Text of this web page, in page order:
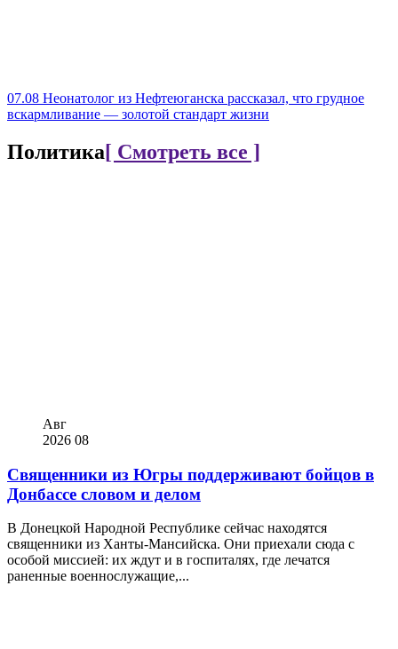
07.08 Неонатолог из Нефтеюганска рассказал, что грудное
вскармливание — золотой стандарт жизни
Политика[ Смотреть все ]
Авг
2026 08
Священники из Югры поддерживают бойцов в
Донбассе словом и делом
В Донецкой Народной Республике сейчас находятся
священники из Ханты-Мансийска. Они приехали сюда с
особой миссией: их ждут и в госпиталях, где лечатся
раненные военнослужащие,...